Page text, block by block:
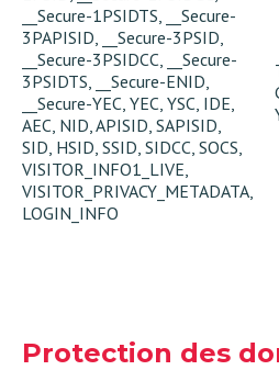
__Secure-1PSIDTS, __Secure-
3PAPISID, __Secure-3PSID,
__Secure-3PSIDCC, __Secure-
3PSIDTS, __Secure-ENID,
__Secure-YEC, YEC, YSC, IDE,
AEC, NID, APISID, SAPISID,
SID, HSID, SSID, SIDCC, SOCS,
VISITOR_INFO1_LIVE,
VISITOR_PRIVACY_METADATA,
LOGIN_INFO
Protection des